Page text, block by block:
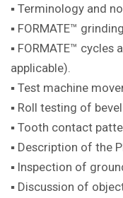
▪ Terminology and
▪ FORMATE™
▪ FORMATE™
applicable).
▪ Test machine
▪ Roll testing of
▪ Tooth contact
▪ Description of the
▪ Inspection of
▪ Discussion of